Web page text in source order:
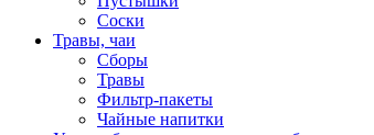
Соски
Травы, чаи
Сборы
Травы
Фильтр-пакеты
Чайные напитки